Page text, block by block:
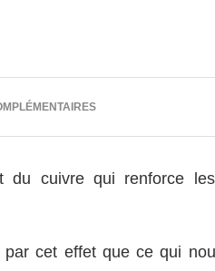
du cuivre qui renforce
cet effet que ce qui